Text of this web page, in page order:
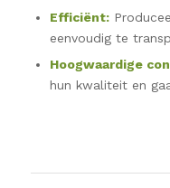
Efficiënt:
eenvoudig te
Hoogwaardige
hun kwaliteit en